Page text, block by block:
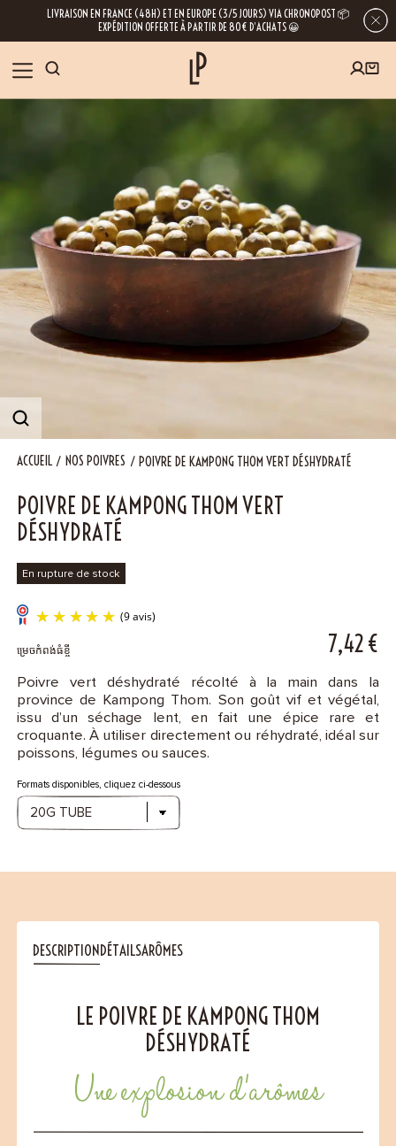
LIVRAISON EN FRANCE (48H) ET EN EUROPE (3/5 JOURS) VIA CHRONOPOST 📦
EXPÉDITION OFFERTE À PARTIR DE 80€ D’ACHATS 😀
NOS ÉPICES
RECETTES
BLOG
À PROPOS
NOUS RENDRE VISITE
Contact
ACCUEIL NOS POIVRES POIVRE DE KAMPONG THOM VERT DÉSHYDRATÉ
POIVRE DE KAMPONG THOM VERT
DÉSHYDRATÉ
ម្រេចកំពង់ធំខ្ចី 7,42€
Poivre vert déshydraté récolté à la main dans la
province de Kampong Thom. Son goût vif et végétal,
issu d’un séchage lent, en fait une épice rare et
croquante. À utiliser directement ou réhydraté, idéal sur
poissons, légumes ou sauces.
(9 avis)
Formats disponibles, cliquez ci-dessous
En rupture de stock
DESCRIPTIONDÉTAILSARÔMES
LE POIVRE DE KAMPONG THOM
DÉSHYDRATÉ
Une explosion d’arômes
INSCRIVEZ-VOUS À LA NEWSLETTER
En laissant votre e-mail, vous obtenez l’accès à nos newsletters riches en
conseils, inspirations et informations sur nos dernières nouveautés. Bien sûr, se
désinscrire est possible à tout moment.